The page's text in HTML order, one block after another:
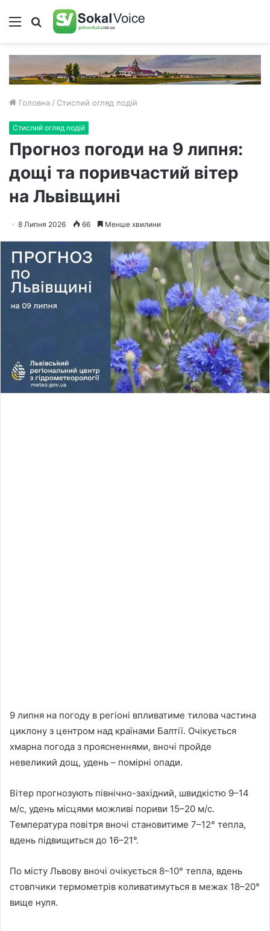
Меню Пошук
Головна / Стислий огляд подій
Стислий огляд подій
Прогноз погоди на 9 липня:
дощі та поривчастий вітер
на Львівщині
8 Липня 2026 66 Менше хвилини
9 липня на погоду в регіоні впливатиме тилова частина
циклону з центром над країнами Балтії. Очікується
хмарна погода з проясненнями, вночі пройде
невеликий дощ, удень – помірні опади.
Вітер прогнозують північно-західний, швидкістю 9–14
м/с, удень місцями можливі пориви 15–20 м/с.
Температура повітря вночі становитиме 7–12° тепла,
вдень підвищиться до 16–21°.
По місту Львову вночі очікується 8–10° тепла, вдень
стовпчики термометрів коливатимуться в межах 18–20°
вище нуля.